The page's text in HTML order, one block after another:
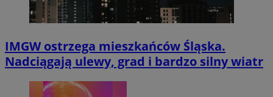
IMGW ostrzega mieszkańców Śląska.
Nadciągają ulewy, grad i bardzo silny wiatr